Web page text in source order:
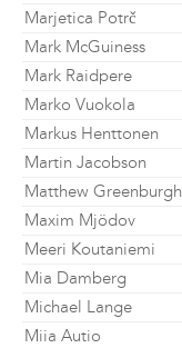
Marjetica Potrč
Mark McGuiness
Mark Raidpere
Marko Vuokola
Markus Henttonen
Martin Jacobson
Matthew Greenburgh
Maxim Mjödov
Meeri Koutaniemi
Mia Damberg
Michael Lange
Miia Autio